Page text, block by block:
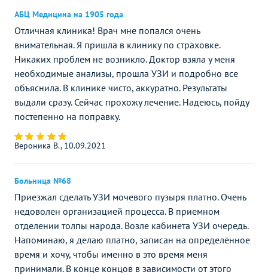
АБЦ Медицина на 1905 года
Отличная клиника! Врач мне попался очень
внимательная. Я пришла в клинику по страховке.
Никаких проблем не возникло. Доктор взяла у меня
необходимые анализы, прошла УЗИ и подробно все
объяснила. В клинике чисто, аккуратно. Результаты
выдали сразу. Сейчас прохожу лечение. Надеюсь, пойду
постепенно на поправку.
Вероника В., 10.09.2021
Больница №68
Приезжал сделать УЗИ мочевого пузыря платно. Очень
недоволен организацией процесса. В приемном
отделении толпы народа. Возле кабинета УЗИ очередь.
Напоминаю, я делаю платно, записан на определённое
время и хочу, чтобы именно в это время меня
принимали. В конце концов в зависимости от этого